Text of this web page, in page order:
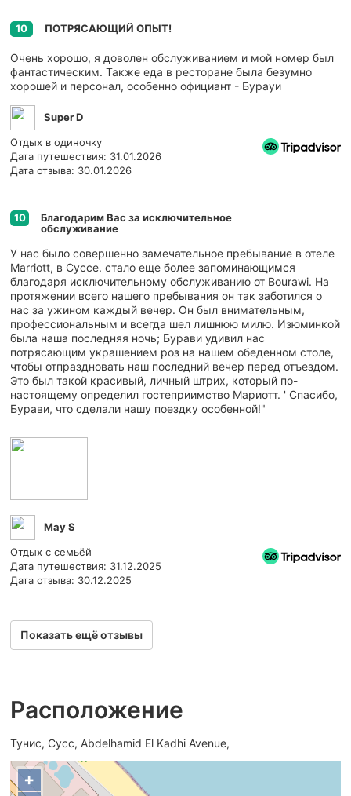
10 ПОТРЯСАЮЩИЙ ОПЫТ!
Очень хорошо, я доволен обслуживанием и мой номер был
фантастическим. Также еда в ресторане была безумно
хорошей и персонал, особенно официант - Бурауи
Super D
Отдых в одиночку
Дата путешествия: 31.01.2026
Дата отзыва: 30.01.2026
10
Благодарим Вас за исключительное
обслуживание
У нас было совершенно замечательное пребывание в отеле
Marriott, в Суссе. стало еще более запоминающимся
благодаря исключительному обслуживанию от Bourawi. На
протяжении всего нашего пребывания он так заботился о
нас за ужином каждый вечер. Он был внимательным,
профессиональным и всегда шел лишнюю милю. Изюминкой
была наша последняя ночь; Бурави удивил нас
потрясающим украшением роз на нашем обеденном столе,
чтобы отпраздновать наш последний вечер перед отъездом.
Это был такой красивый, личный штрих, который по-
настоящему определил гостеприимство Мариотт. ' Спасибо,
Бурави, что сделали нашу поездку особенной!"
May S
Отдых с семьёй
Дата путешествия: 31.12.2025
Дата отзыва: 30.12.2025
Показать ещё отзывы
Расположение
Тунис, Сусс, Abdelhamid El Kadhi Avenue,
+